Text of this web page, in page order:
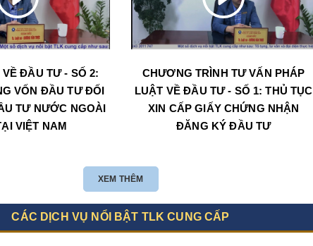
VỀ ĐẦU TƯ - SỐ 2:
VỐN ĐẦU TƯ ĐỐI
TƯ NƯỚC NGOÀI
VIỆT NAM
CHƯƠNG TRÌNH TƯ VẤN PHÁP
LUẬT VỀ ĐẦU TƯ - SỐ 1: THỦ TỤC
XIN CẤP GIẤY CHỨNG NHẬN
ĐĂNG KÝ ĐẦU TƯ
XEM THÊM
CÁC DỊCH VỤ NỔI BẬT TLK CUNG CẤP